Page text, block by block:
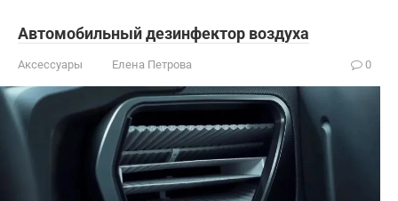
Автомобильный дезинфектор воздуха
Аксессуары Елена Петрова 0